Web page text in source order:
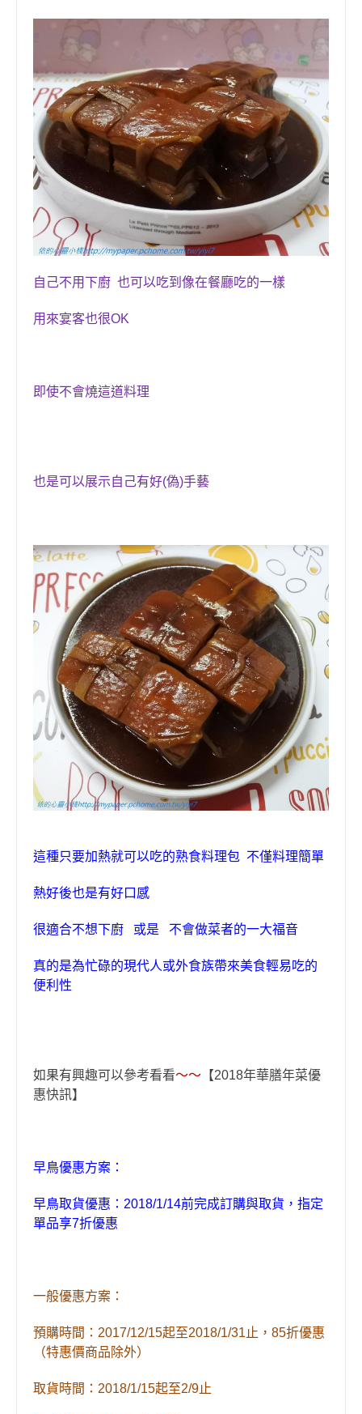
自己不用下廚 也可以吃到像在餐廳吃的一樣
用來宴客也很OK
即使不會燒這道料理
也是可以展示自己有好(偽)手藝
這種只要加熱就可以吃的熟食料理包 不僅料理簡單
熱好後也是有好口感
很適合不想下廚 或是 不會做菜者的一大福音
真的是為忙碌的現代人或外食族帶來美食輕易吃的
便利性
如果有興趣可以參考看看～～ 【2018年華膳年菜優
惠快訊】
早鳥優惠方案：
早鳥取貨優惠：2018/1/14前完成訂購與取貨，指定
單品享7折優惠
一般優惠方案：
預購時間：2017/12/15起至2018/1/31止，85折優惠
（特惠價商品除外）
取貨時間：2018/1/15起至2/9止